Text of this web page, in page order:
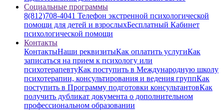
Социальные программы
8(812)708-4041 Телефон экстренной психологической
помощи для детей и взрослыхБесплатный Кабинет
психологической помощи
Контакты
КонтактыНаши реквизитыКак оплатить услугиКак
записаться на прием к психологу или
психотерапевтуКак поступить в Международную школу
психотерапии, консультирования и ведения группКак
поступить в Программу подготовки консультантовКак
получить дубликат документа о дополнительном
профессиональном образовании